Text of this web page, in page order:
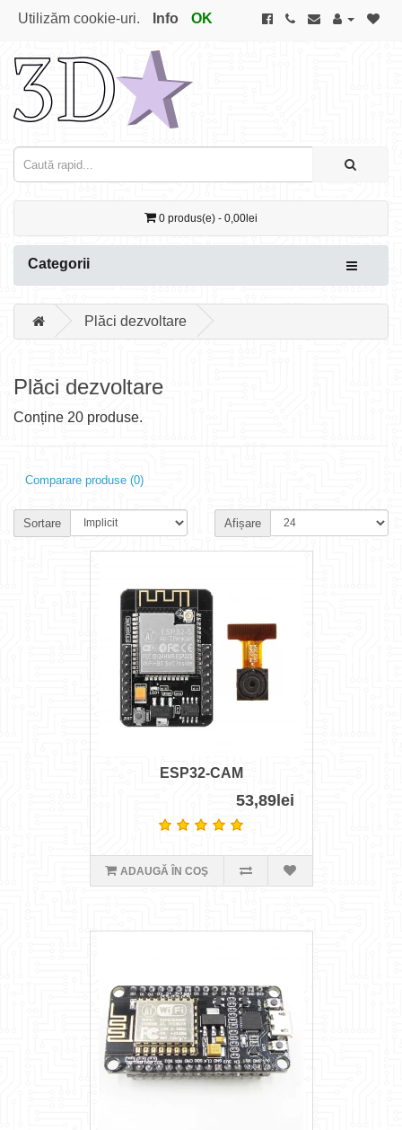
Utilizăm cookie-uri. Info OK
0 produs(e) - 0,00lei
Categorii
Plăci dezvoltare
Plăci dezvoltare
Conține 20 produse.
Comparare produse (0)
Sortare Afișare
ESP32-CAM
53,89lei
ADAUGĂ ÎN COŞ